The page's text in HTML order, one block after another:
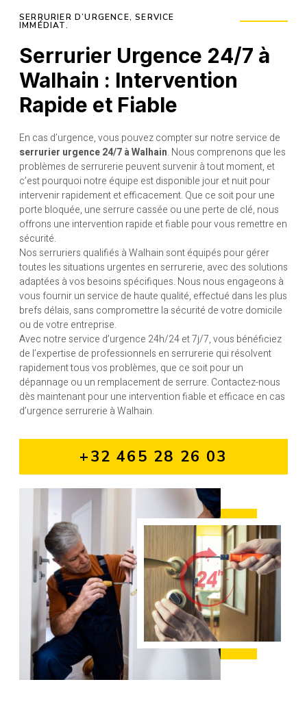
SERRURIER D’URGENCE, SERVICE
IMMÉDIAT.
Serrurier Urgence 24/7 à
Walhain : Intervention
Rapide et Fiable
En cas d’urgence, vous pouvez compter sur notre service de
serrurier urgence 24/7 à Walhain. Nous comprenons que les
problèmes de serrurerie peuvent survenir à tout moment, et
c’est pourquoi notre équipe est disponible jour et nuit pour
intervenir rapidement et efficacement. Que ce soit pour une
porte bloquée, une serrure cassée ou une perte de clé, nous
offrons une intervention rapide et fiable pour vous remettre en
sécurité.
Nos serruriers qualifiés à Walhain sont équipés pour gérer
toutes les situations urgentes en serrurerie, avec des solutions
adaptées à vos besoins spécifiques. Nous nous engageons à
vous fournir un service de haute qualité, effectué dans les plus
brefs délais, sans compromettre la sécurité de votre domicile
ou de votre entreprise.
Avec notre service d’urgence 24h/24 et 7j/7, vous bénéficiez
de l’expertise de professionnels en serrurerie qui résolvent
rapidement tous vos problèmes, que ce soit pour un
dépannage ou un remplacement de serrure. Contactez-nous
dès maintenant pour une intervention fiable et efficace en cas
d’urgence serrurerie à Walhain.
+32 465 28 26 03